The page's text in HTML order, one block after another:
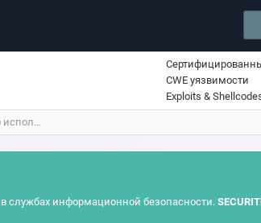
CWE уязвимости
Exploits &
испол...
службах информационной безопасности.